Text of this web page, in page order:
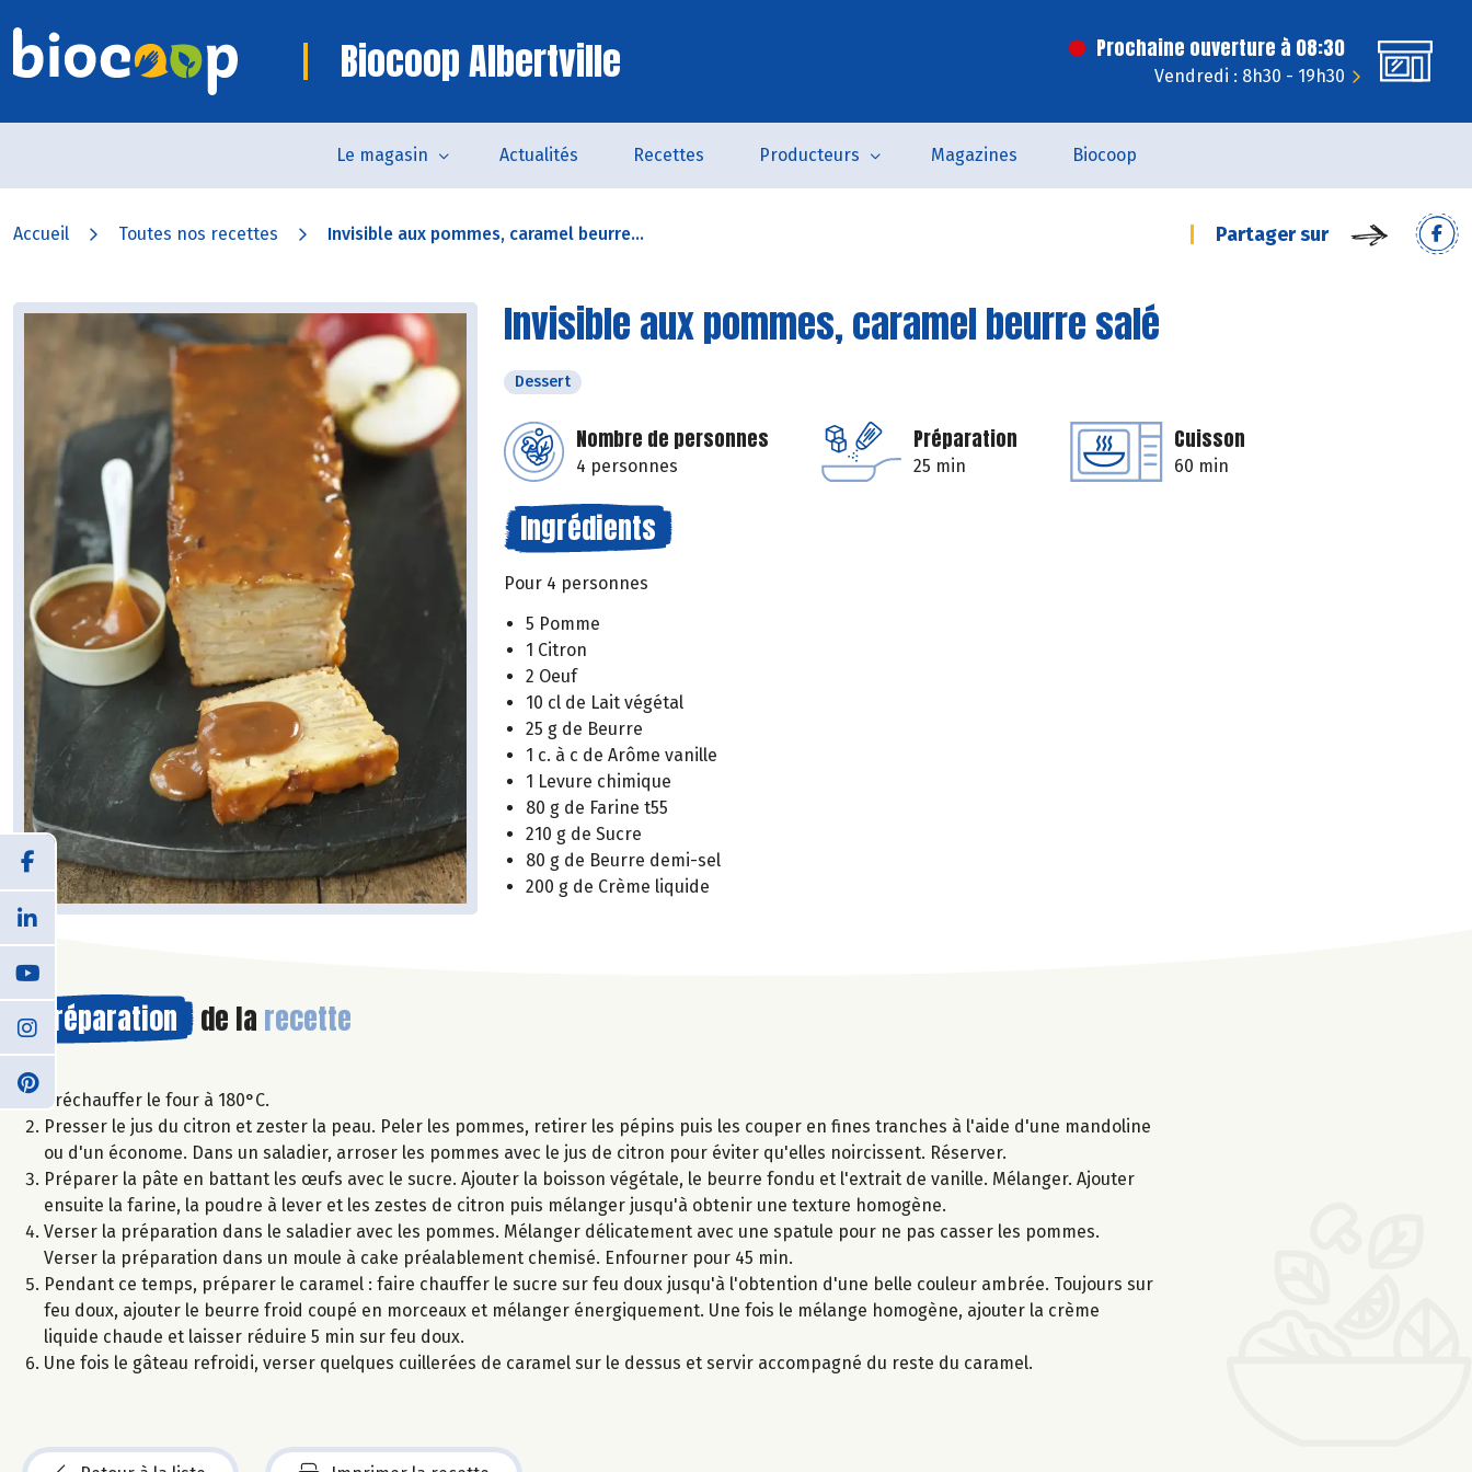
Biocoop Albertville Prochaine ouverture à 08:30
Vendredi : 8h30 - 19h30
Le magasin Actualités Recettes Producteurs Magazines Biocoop
Accueil Toutes nos recettes Invisible aux pommes, caramel beurre... Partager sur
Invisible aux pommes, caramel beurre salé
Dessert
Nombre de personnes
4 personnes
Préparation
25 min
Cuisson
60 min
Ingrédients
Pour 4 personnes
5 Pomme
1 Citron
2 Oeuf
10 cl de Lait végétal
25 g de Beurre
1 c. à c de Arôme vanille
1 Levure chimique
80 g de Farine t55
210 g de Sucre
80 g de Beurre demi-sel
200 g de Crème liquide
Préparation de la recette
Préchauffer le four à 180°C.
Presser le jus du citron et zester la peau. Peler les pommes, retirer les pépins puis les couper en fines tranches à l'aide d'une mandoline
ou d'un économe. Dans un saladier, arroser les pommes avec le jus de citron pour éviter qu'elles noircissent. Réserver.
Préparer la pâte en battant les œufs avec le sucre. Ajouter la boisson végétale, le beurre fondu et l'extrait de vanille. Mélanger. Ajouter
ensuite la farine, la poudre à lever et les zestes de citron puis mélanger jusqu'à obtenir une texture homogène.
Verser la préparation dans le saladier avec les pommes. Mélanger délicatement avec une spatule pour ne pas casser les pommes.
Verser la préparation dans un moule à cake préalablement chemisé. Enfourner pour 45 min.
Pendant ce temps, préparer le caramel : faire chauffer le sucre sur feu doux jusqu'à l'obtention d'une belle couleur ambrée. Toujours sur
feu doux, ajouter le beurre froid coupé en morceaux et mélanger énergiquement. Une fois le mélange homogène, ajouter la crème
liquide chaude et laisser réduire 5 min sur feu doux.
Une fois le gâteau refroidi, verser quelques cuillerées de caramel sur le dessus et servir accompagné du reste du caramel.